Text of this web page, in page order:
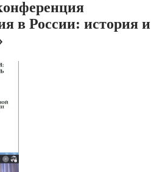
в России: история и